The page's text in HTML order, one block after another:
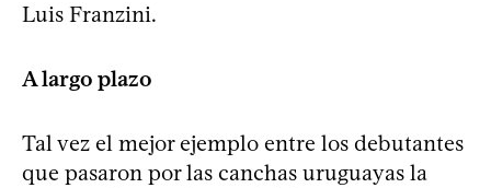
Luis Franzini.
A largo plazo
Tal vez el mejor ejemplo entre los debutantes
que pasaron por las canchas uruguayas la